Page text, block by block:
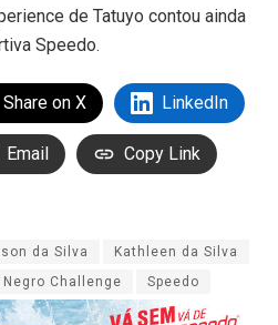
de Tatuyo contou ainda
Speedo.
Share on X LinkedIn
Email Copy Link
da Silva
Kathleen da Silva
Negro Challenge Speedo